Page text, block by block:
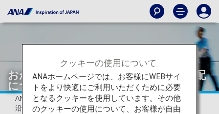
おからだの不自由なお客様の座席の手配
について
ANAでは、おからだの不自由なお客様のご要望にできる限り
沿えるよう座席を手配いたします。
クッキーの使用について
ANAホームページでは、お客様にWEBサイ
トをより快適にご利用いただくために必要
となるクッキーを使用しています。その他
のクッキーの使用について、お客様が自由